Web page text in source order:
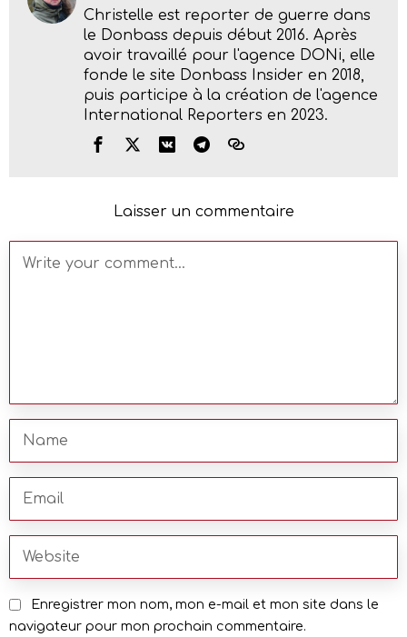
Christelle est reporter de guerre dans
le Donbass depuis début 2016. Après
avoir travaillé pour l'agence DONi, elle
fonde le site Donbass Insider en 2018,
puis participe à la création de l'agence
International Reporters en 2023.
Laisser un commentaire
Enregistrer mon nom, mon e-mail et mon site dans le
navigateur pour mon prochain commentaire.